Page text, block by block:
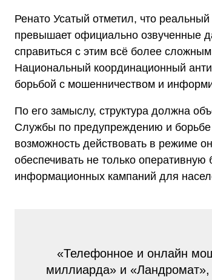
Ренато Усатый отметил, что
превышает официально озвученные
справиться с этим всё более
Национальный координационный
борьбой с мошенничеством и
По его замыслу, структура должна
Службы по предупреждению и
возможность действовать в режиме
обеспечивать не только
информационных кампаний для
«Телефонное и онлайн
миллиарда» и